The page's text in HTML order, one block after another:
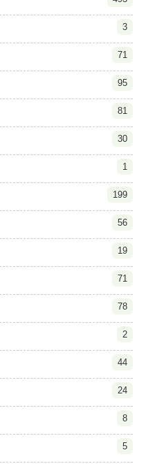
3
71
95
81
30
1
199
56
19
71
78
2
44
24
8
5